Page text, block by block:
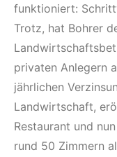
funktioniert:
Trotz, hat Bohrer
privaten Anlegern
jährlichen
Landwirtschaft,
Restaurant und
rund 50 Zimmern